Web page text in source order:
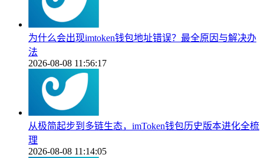
为什么会出现imtoken钱包地址错误？最全原因与解决办
法
2026-08-08 11:56:17
从极简起步到多链生态，imToken钱包历史版本进化全梳
理
2026-08-08 11:14:05